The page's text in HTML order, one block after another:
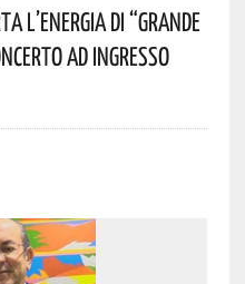
L’energia Di “Grande
Ad Ingresso